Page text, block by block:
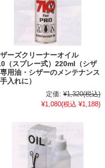
ーズクリーナーオイル
（スプレー式）220ml（シザ
用油・シザーのメンテナンス
入れに）
定価: ¥1,320(税込)
¥1,080(税込 ¥1,188)